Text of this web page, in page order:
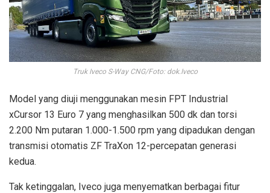
Truk Iveco S-Way CNG/Foto: dok.Iveco
Model yang diuji menggunakan mesin FPT Industrial
xCursor 13 Euro 7 yang menghasilkan 500 dk dan torsi
2.200 Nm putaran 1.000-1.500 rpm yang dipadukan dengan
transmisi otomatis ZF TraXon 12-percepatan generasi
kedua.
Tak ketinggalan, Iveco juga menyematkan berbagai fitur